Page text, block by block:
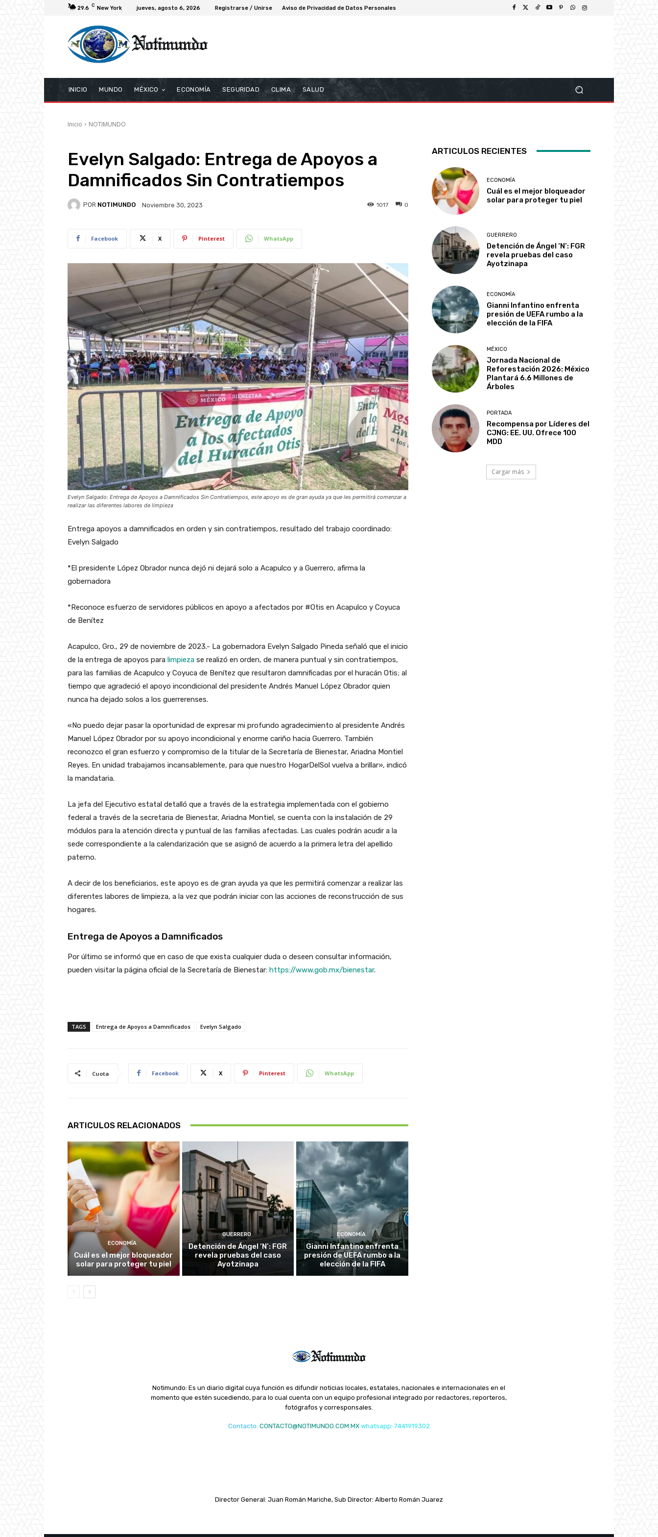
29.6 C New York jueves, agosto 6, 2026 Registrarse / Unirse Aviso de Privacidad de Datos Personales
INICIO MUNDO MÉXICO ECONOMÍA SEGURIDAD CLIMA SALUD
Inicio NOTIMUNDO
Evelyn Salgado: Entrega de Apoyos a
Damnificados Sin Contratiempos
POR NOTIMUNDO Noviembre 30, 2023 0
1017
Facebook X Pinterest WhatsApp
Evelyn Salgado: Entrega de Apoyos a Damnificados Sin Contratiempos, este apoyo es de gran ayuda ya que les permitirá comenzar a
realizar las diferentes labores de limpieza
Entrega apoyos a damnificados en orden y sin contratiempos, resultado del trabajo coordinado:
Evelyn Salgado
*El presidente López Obrador nunca dejó ni dejará solo a Acapulco y a Guerrero, afirma la
gobernadora
*Reconoce esfuerzo de servidores públicos en apoyo a afectados por #Otis en Acapulco y Coyuca
de Benítez
Acapulco, Gro., 29 de noviembre de 2023.- La gobernadora Evelyn Salgado Pineda señaló que el inicio
de la entrega de apoyos para limpieza se realizó en orden, de manera puntual y sin contratiempos,
para las familias de Acapulco y Coyuca de Benítez que resultaron damnificadas por el huracán Otis; al
tiempo que agradeció el apoyo incondicional del presidente Andrés Manuel López Obrador quien
nunca ha dejado solos a los guerrerenses.
«No puedo dejar pasar la oportunidad de expresar mi profundo agradecimiento al presidente Andrés
Manuel López Obrador por su apoyo incondicional y enorme cariño hacia Guerrero. También
reconozco el gran esfuerzo y compromiso de la titular de la Secretaría de Bienestar, Ariadna Montiel
Reyes. En unidad trabajamos incansablemente, para que nuestro HogarDelSol vuelva a brillar», indicó
la mandataria.
La jefa del Ejecutivo estatal detalló que a través de la estrategia implementada con el gobierno
federal a través de la secretaria de Bienestar, Ariadna Montiel, se cuenta con la instalación de 29
módulos para la atención directa y puntual de las familias afectadas. Las cuales podrán acudir a la
sede correspondiente a la calendarización que se asignó de acuerdo a la primera letra del apellido
paterno.
A decir de los beneficiarios, este apoyo es de gran ayuda ya que les permitirá comenzar a realizar las
diferentes labores de limpieza, a la vez que podrán iniciar con las acciones de reconstrucción de sus
hogares.
Entrega de Apoyos a Damnificados
Por último se informó que en caso de que exista cualquier duda o deseen consultar información,
pueden visitar la página oficial de la Secretaría de Bienestar: https://www.gob.mx/bienestar.
TAGS Entrega de Apoyos a Damnificados Evelyn Salgado
Cuota Facebook X Pinterest WhatsApp
ARTICULOS RELACIONADOS
ECONOMÍA
Cuál es el mejor bloqueador
solar para proteger tu piel
GUERRERO
Detención de Ángel ‘N’: FGR
revela pruebas del caso
Ayotzinapa
ECONOMÍA
Gianni Infantino enfrenta
presión de UEFA rumbo a la
elección de la FIFA
ARTICULOS RECIENTES
ECONOMÍA
Cuál es el mejor bloqueador
solar para proteger tu piel
GUERRERO
Detención de Ángel ‘N’: FGR
revela pruebas del caso
Ayotzinapa
ECONOMÍA
Gianni Infantino enfrenta
presión de UEFA rumbo a la
elección de la FIFA
MÉXICO
Jornada Nacional de
Reforestación 2026: México
Plantará 6.6 Millones de
Árboles
PORTADA
Recompensa por Líderes del
CJNG: EE. UU. Ofrece 100
MDD
Cargar más
Notimundo: Es un diario digital cuya función es difundir noticias locales, estatales, nacionales e internacionales en el
momento que estén sucediendo, para lo cual cuenta con un equipo profesional integrado por redactores, reporteros,
fotógrafos y corresponsales.
Contacto: CONTACTO@NOTIMUNDO.COM.MX whatsapp: 7441919302
Director General: Juan Román Mariche, Sub Director: Alberto Román Juarez